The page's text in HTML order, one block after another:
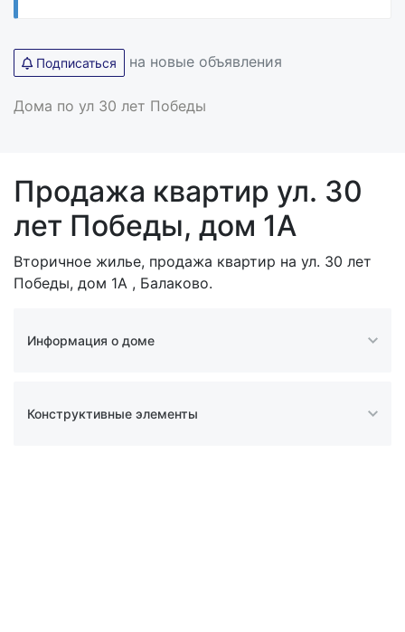
Подписаться на новые объявления
Дома по ул 30 лет Победы
Продажа квартир ул. 30
лет Победы, дом 1А
Вторичное жилье, продажа квартир на ул. 30 лет
Победы, дом 1А , Балаково.
Информация о доме
Конструктивные элементы